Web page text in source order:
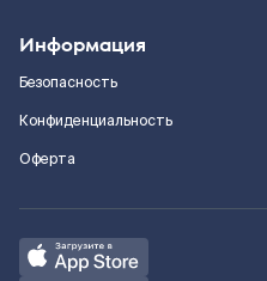
Информация
Безопасность
Конфиденциальность
Оферта